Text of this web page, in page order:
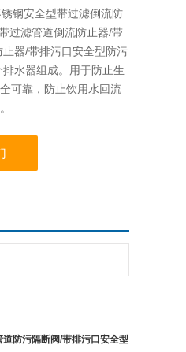
钢安全型带过滤倒流防
过滤管道倒流防止器/带
器/带排污口安全型防污
水器组成。用于防止生
可靠，防止饮用水回流
防污隔断阀/带排污口安全型